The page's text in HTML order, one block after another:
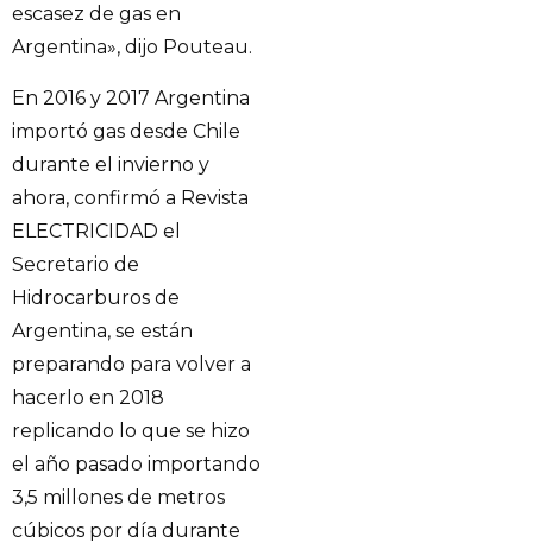
escasez de gas en
Argentina», dijo Pouteau.
En 2016 y 2017 Argentina
importó gas desde Chile
durante el invierno y
ahora, confirmó a Revista
ELECTRICIDAD el
Secretario de
Hidrocarburos de
Argentina, se están
preparando para volver a
hacerlo en 2018
replicando lo que se hizo
el año pasado importando
3,5 millones de metros
cúbicos por día durante